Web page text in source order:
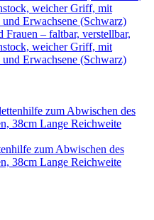
– faltbar, verstellbar,
weicher Griff, mit
Erwachsene (Schwarz)
zum Abwischen des
38cm Lange Reichweite